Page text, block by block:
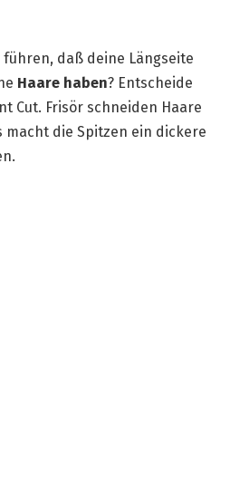
daß deine Längseite
Haare haben? Entscheide
Cut. Frisör schneiden Haare
macht die Spitzen ein dickere